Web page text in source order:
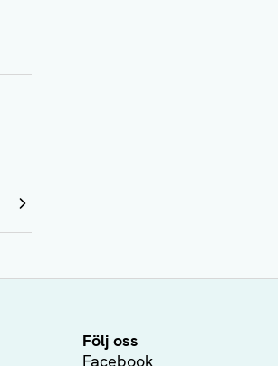
Följ oss
Facebook